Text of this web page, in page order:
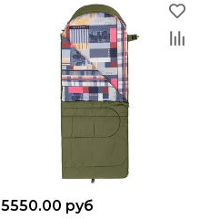
5550.00 руб